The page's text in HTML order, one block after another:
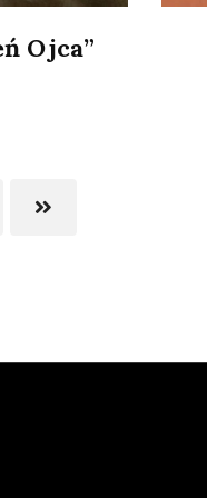
Ojca”